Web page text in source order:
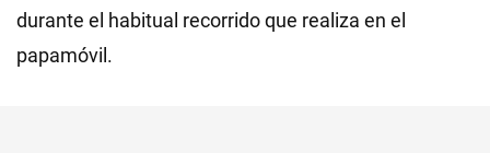
durante el habitual recorrido que realiza en el
papamóvil.